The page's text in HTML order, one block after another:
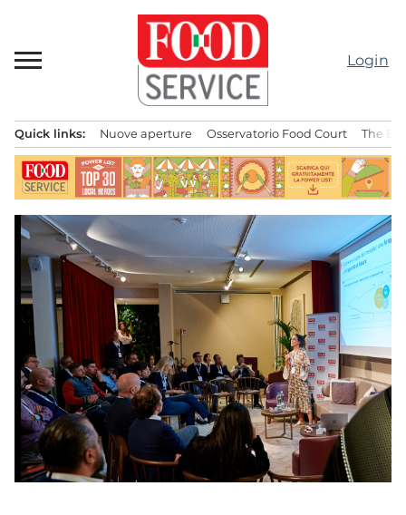
contenuto
Login
principale
Quick links: Nuove aperture Osservatorio Food Court The